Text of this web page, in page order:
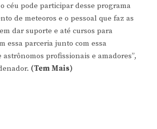
céu pode participar desse programa
de meteoros e o pessoal que faz as
dar suporte e até cursos para
essa parceria junto com essa
profissionais e amadores”,
(Tem Mais)